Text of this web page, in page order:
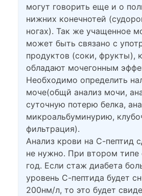
могут говорить еще и о
нижних конечнотей
ногах). Так же учащенное
может быть связано с
продуктов (соки, фрукты),
обладают мочегонным
Необходимо определить
моче(общй анализ мочи,
суточную потерю белка,
микроальбуминурию,
фильтрация).
Анализ крови на С-пептид
не нужно. При втором типе
год. Если стаж диабета
уровень С-пептида будет
200нм/л, то это будет